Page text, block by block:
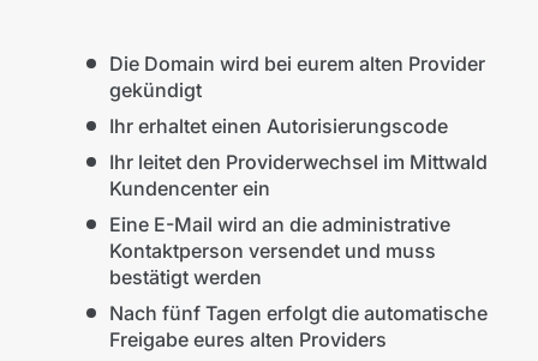
Die Domain wird bei eurem alten Provider
gekündigt
Ihr erhaltet einen Autorisierungscode
Ihr leitet den Providerwechsel im Mittwald
Kundencenter ein
Eine E-Mail wird an die administrative
Kontaktperson versendet und muss
bestätigt werden
Nach fünf Tagen erfolgt die automatische
Freigabe eures alten Providers